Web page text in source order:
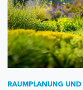
RAUMPLANUNG